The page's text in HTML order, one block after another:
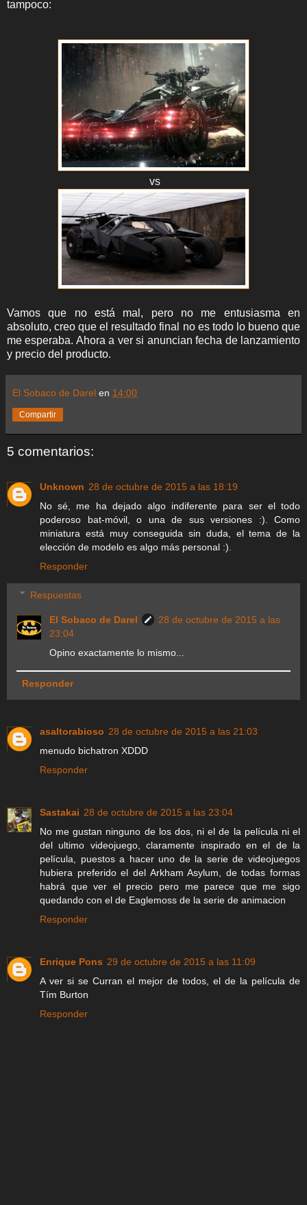
tampoco:
vs
Vamos que no está mal, pero no me entusiasma en
absoluto, creo que el resultado final no es todo lo bueno que
me esperaba. Ahora a ver si anuncian fecha de lanzamiento
y precio del producto.
El Sobaco de Darel en 14:00
Compartir
5 comentarios:
Unknown 28 de octubre de 2015 a las 18:19
No sé, me ha dejado algo indiferente para ser el todo
poderoso bat-móvil, o una de sus versiones :). Como
miniatura está muy conseguida sin duda, el tema de la
elección de modelo es algo más personal :).
Responder
Respuestas
El Sobaco de Darel
28 de octubre de 2015 a las
23:04
Opino exactamente lo mismo...
Responder
asaltorabioso 28 de octubre de 2015 a las 21:03
menudo bichatron XDDD
Responder
Sastakai 28 de octubre de 2015 a las 23:04
No me gustan ninguno de los dos, ni el de la película ni el
del ultimo videojuego, claramente inspirado en el de la
película, puestos a hacer uno de la serie de videojuegos
hubiera preferido el del Arkham Asylum, de todas formas
habrá que ver el precio pero me parece que me sigo
quedando con el de Eaglemoss de la serie de animacion
Responder
Enrique Pons 29 de octubre de 2015 a las 11:09
A ver si se Curran el mejor de todos, el de la película de
Tím Burton
Responder